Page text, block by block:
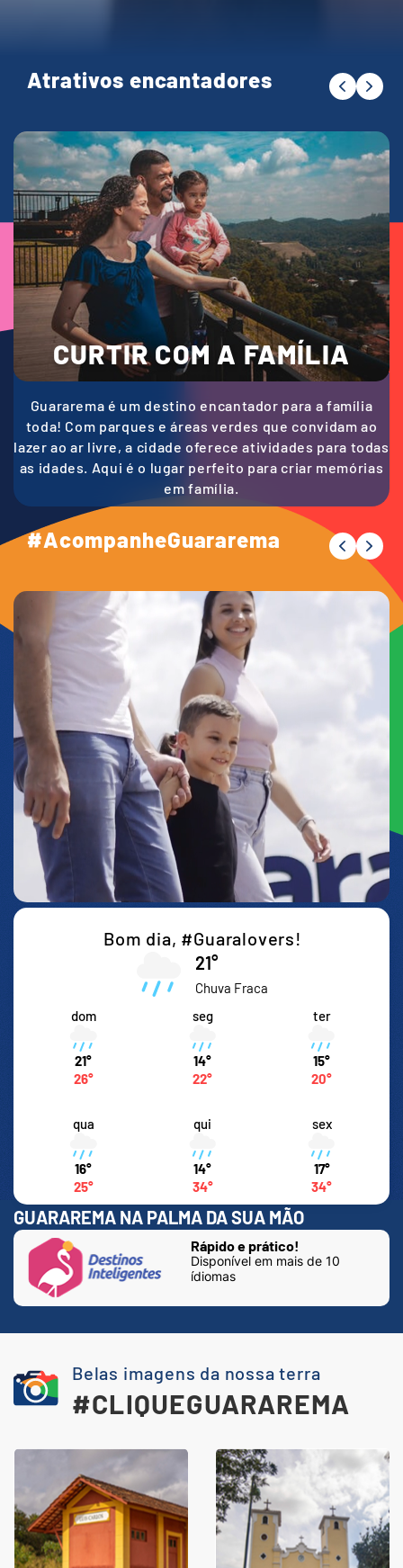
Atrativos encantadores
CURTIR COM A FAMÍLIA
Guararema é um destino encantador para a família
toda! Com parques e áreas verdes que convidam ao
lazer ao ar livre, a cidade oferece atividades para todas
as idades. Aqui é o lugar perfeito para criar memórias
em família.
#AcompanheGuararema
Bom dia, #Guaralovers!
21°
Chuva Fraca
dom
21°
26°
seg
14°
22°
ter
15°
20°
qua
16°
25°
qui
14°
34°
sex
17°
34°
GUARAREMA NA PALMA DA SUA MÃO
Rápido e prático!
Disponível em mais de 10
ídiomas
Belas imagens da nossa terra
#CLIQUEGUARAREMA